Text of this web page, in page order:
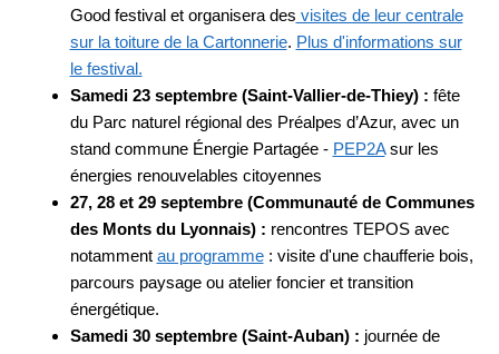
Good festival et organisera des visites de leur centrale
sur la toiture de la Cartonnerie. Plus d'informations sur
le festival.
Samedi 23 septembre (Saint-Vallier-de-Thiey) : fête
du Parc naturel régional des Préalpes d’Azur, avec un
stand commune Énergie Partagée - PEP2Asur les
énergies renouvelables citoyennes
27, 28 et 29 septembre (Communauté de Communes
des Monts du Lyonnais) : rencontres TEPOS avec
notamment au programme: visite d'une chaufferie bois,
parcours paysage ou atelier foncier et transition
énergétique.
Samedi 30 septembre (Saint-Auban) : journée de